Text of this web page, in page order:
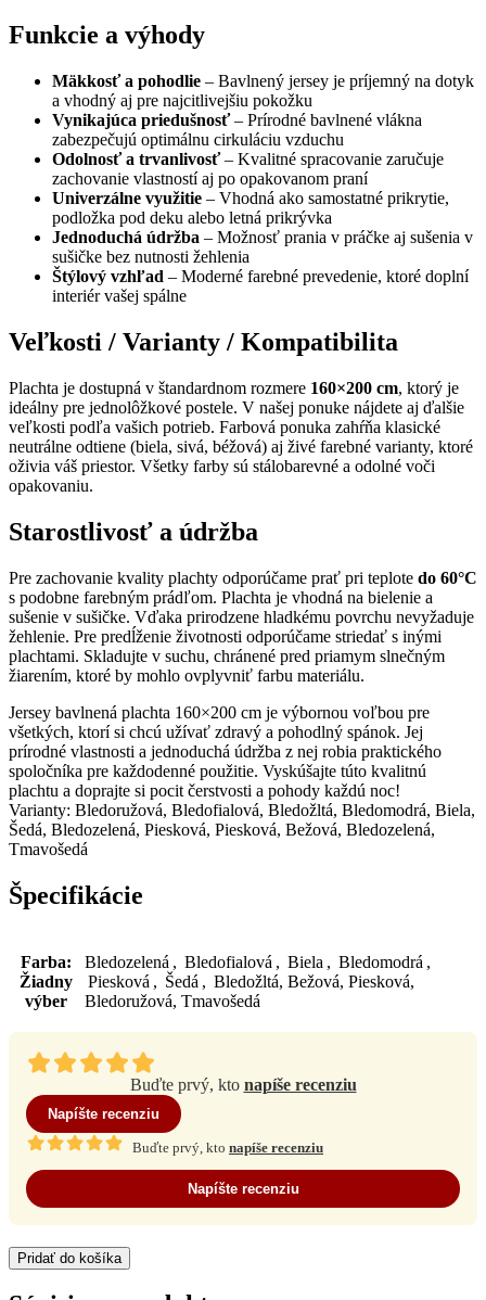
Funkcie a výhody
Mäkkosť a pohodlie – Bavlnený jersey je príjemný na dotyk
a vhodný aj pre najcitlivejšiu pokožku
Vynikajúca priedušnosť– Prírodné bavlnené vlákna
zabezpečujú optimálnu cirkuláciu vzduchu
Odolnosť a trvanlivosť– Kvalitné spracovanie zaručuje
zachovanie vlastností aj po opakovanom praní
Univerzálne využitie – Vhodná ako samostatné prikrytie,
podložka pod deku alebo letná prikrývka
Jednoduchá údržba – Možnosť prania v práčke aj sušenia v
sušičke bez nutnosti žehlenia
Štýlový vzhľad – Moderné farebné prevedenie, ktoré doplní
interiér vašej spálne
Veľkosti / Varianty / Kompatibilita
Plachta je dostupná v štandardnom rozmere 160×200 cm, ktorý je
ideálny pre jednolôžkové postele. V našej ponuke nájdete aj ďalšie
veľkosti podľa vašich potrieb. Farbová ponuka zahŕňa klasické
neutrálne odtiene (biela, sivá, béžová) aj živé farebné varianty, ktoré
oživia váš priestor. Všetky farby sú stálobarevné a odolné voči
opakovaniu.
Starostlivosť a údržba
Pre zachovanie kvality plachty odporúčame prať pri teplote do 60°C
s podobne farebným prádľom. Plachta je vhodná na bielenie a
sušenie v sušičke. Vďaka prirodzene hladkému povrchu nevyžaduje
žehlenie. Pre predĺženie životnosti odporúčame striedať s inými
plachtami. Skladujte v suchu, chránené pred priamym slnečným
žiarením, ktoré by mohlo ovplyvniť farbu materiálu.
Jersey bavlnená plachta 160×200 cm je výbornou voľbou pre
všetkých, ktorí si chcú užívať zdravý a pohodlný spánok. Jej
prírodné vlastnosti a jednoduchá údržba z nej robia praktického
spoločníka pre každodenné použitie. Vyskúšajte túto kvalitnú
plachtu a doprajte si pocit čerstvosti a pohody každú noc!
Varianty: Bledoružová, Bledofialová, Bledožltá, Bledomodrá, Biela,
Šedá, Bledozelená, Piesková, Piesková, Bežová, Bledozelená,
Tmavošedá
Špecifikácie
Farba:
Žiadny
výber
Bledozelená , Bledofialová , Biela , Bledomodrá ,
Piesková , Šedá , Bledožltá, Bežová, Piesková,
Bledoružová, Tmavošedá
Buďte prvý, kto napíše recenziu
Napíšte recenziu
Buďte prvý, kto napíše recenziu
Napíšte recenziu
Pridať do košíka